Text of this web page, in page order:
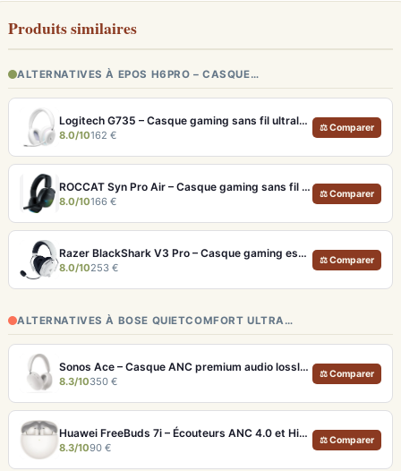
Produits similaires
ALTERNATIVES À EPOS H6PRO – CASQUE…
Logitech G735 – Casque gaming sans fil ultraléger pour petites têtes
8.0/10162 €
⚖ Comparer
ROCCAT Syn Pro Air – Casque gaming sans fil Ultra-léger avec Mix Bluetooth
8.0/10166 €
⚖ Comparer
Razer BlackShark V3 Pro – Casque gaming esports avec retour haptique et THX
8.0/10253 €
⚖ Comparer
ALTERNATIVES À BOSE QUIETCOMFORT ULTRA…
Sonos Ace – Casque ANC premium audio lossless et Dolby Atmos
8.3/10350 €
⚖ Comparer
Huawei FreeBuds 7i – Écouteurs ANC 4.0 et Hi-Res LDAC pour moins de 100€
8.3/1090 €
⚖ Comparer